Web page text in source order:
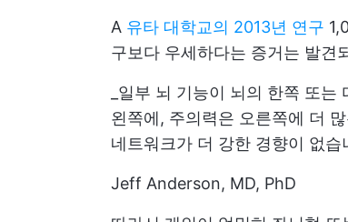
A 유타 대학교의 2013년 연구
구보다 우세하다는 증거는 발견
_일부 뇌 기능이 뇌의 한쪽 또
왼쪽에, 주의력은 오른쪽에 더
네트워크가 더 강한 경향이 없습
Jeff Anderson, MD, PhD